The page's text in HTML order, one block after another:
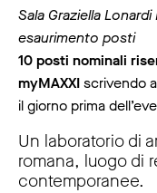
Sala Graziella
esaurimento posti
10 posti nominali
myMAXXIscrivendo a
il giorno prima
Un laboratorio di
romana, luogo di
contemporanee.